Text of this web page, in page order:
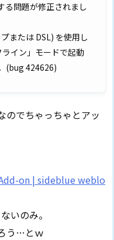
る問題が修正されまし
または DSL) を使用し
イン」モードで起動
(bug 424626)
のでちゃっちゃとアッ
on | sideblue weblo
いのみ。
う…とｗ